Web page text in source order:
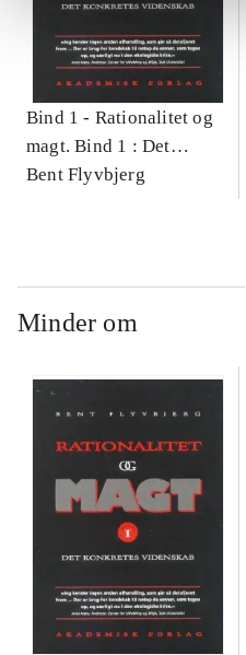
Bind 1 - Rationalitet og
magt. Bind 1 : Det
konkretes videnskab
Bent Flyvbjerg
Minder om